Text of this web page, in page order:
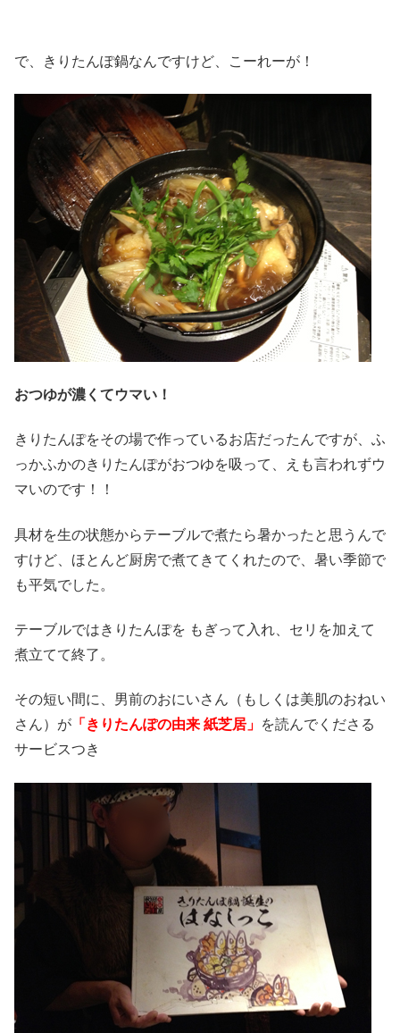
で、きりたんぽ鍋なんですけど、こーれーが！
おつゆが濃くてウマい！
きりたんぽをその場で作っているお店だったんですが、ふ
っかふかのきりたんぽがおつゆを吸って、えも言われずウ
マいのです！！
具材を生の状態からテーブルで煮たら暑かったと思うんで
すけど、ほとんど厨房で煮てきてくれたので、暑い季節で
も平気でした。
テーブルではきりたんぽを もぎって入れ、セリを加えて
煮立てて終了。
その短い間に、男前のおにいさん（もしくは美肌のおねい
さん）が 「きりたんぽの由来 紙芝居」 を読んでくださる
サービスつき